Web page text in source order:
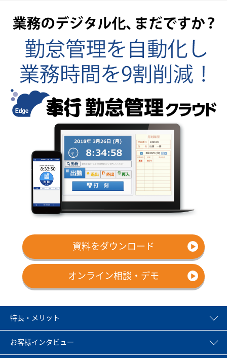
資料をダウンロード
オンライン相談・デモ
特長・メリット
お客様インタビュー